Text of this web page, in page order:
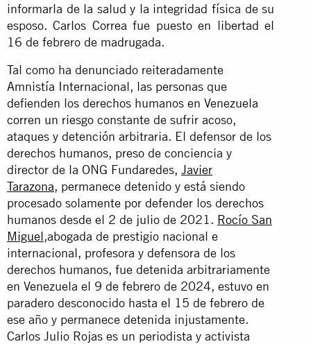
informarla de la salud y la integridad física de su
esposo. Carlos Correa fue puesto en libertad el
16 de febrero de madrugada.
Tal como ha denunciado reiteradamente
Amnistía Internacional, las personas que
defienden los derechos humanos en Venezuela
corren un riesgo constante de sufrir acoso,
ataques y detención arbitraria. El defensor de los
derechos humanos, preso de conciencia y
director de la ONG Fundaredes, Javier
Tarazona, permanece detenido y está siendo
procesado solamente por defender los derechos
humanos desde el 2 de julio de 2021. Rocío San
Miguel,abogada de prestigio nacional e
internacional, profesora y defensora de los
derechos humanos, fue detenida arbitrariamente
en Venezuela el 9 de febrero de 2024, estuvo en
paradero desconocido hasta el 15 de febrero de
ese año y permanece detenida injustamente.
Carlos Julio Rojas es un periodista y activista